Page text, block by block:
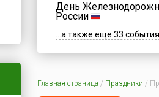
День
России
...а также еще 33 события
Главная страница / Праздники /